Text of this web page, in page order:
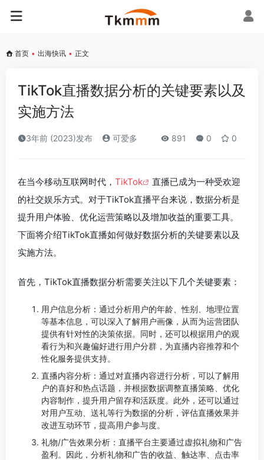
首页 • 出海快讯 • 正文
TikTok直播数据分析的关键要素以及
实施方法
3年前 (2023)发布 可爱多 891 0 0
在当今移动互联网时代， TikTok
直播已成为一种受欢迎
的社交娱乐方式。对于TikTok直播平台来说，数据分析是
提升用户体验、优化运营策略以及增加收益的重要工具。
下面将介绍TikTok直播如何做好数据分析的关键要素以及
实施方法。
首先，TikTok直播数据分析需要关注以下几个关键要素：
用户信息分析：通过分析用户的年龄、性别、地理位置
等基本信息，可以深入了解用户画像，从而为运营团队
提供有针对性的决策依据。同时，还可以根据用户的观
看行为和兴趣偏好进行用户分群，为直播内容推荐和个
性化服务提供支持。
直播内容分析：通过对直播内容进行分析，可以了解用
户的喜好和热点话题，并根据数据调整直播策略、优化
内容制作，提升用户留存和活跃度。此外，还可以通过
对用户互动、送礼等行为数据的分析，评估直播效果并
改进互动环节，提高用户参与度。
礼物/广告效果分析：直播平台主要通过虚拟礼物和广告
盈利。因此，分析礼物和广告的收益、触达率、点击率